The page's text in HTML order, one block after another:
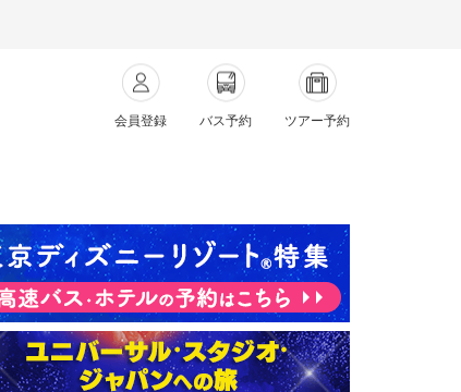
会員登録 バス予約 ツアー予約